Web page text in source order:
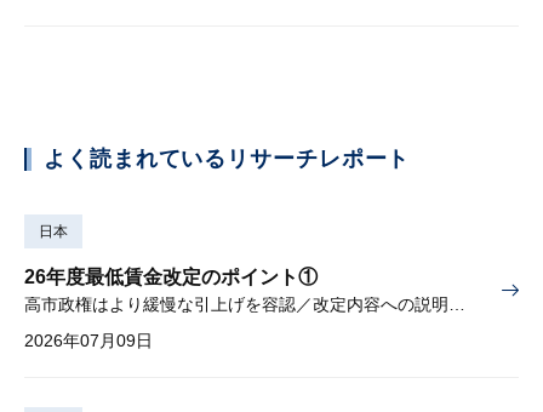
よく読まれているリサーチレポート
日本
26年度最低賃金改定のポイント①
高市政権はより緩慢な引上げを容認／改定内容への説明責任が焦点
2026年07月09日